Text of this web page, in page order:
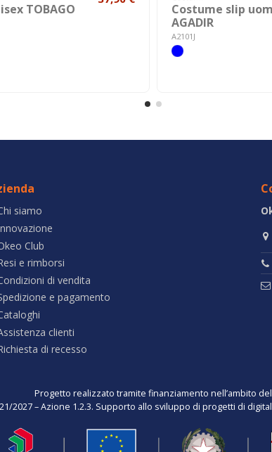
TOBAGO
Costume slip
AGADIR
A2101J
siamo
Club
e rimborsi
di vendita
e pagamento
clienti
di recesso
Progetto realizzato tramite finanziamento nell’ambito del
2027 – Azione 1.2.3. Supporto allo sviluppo di progetti di